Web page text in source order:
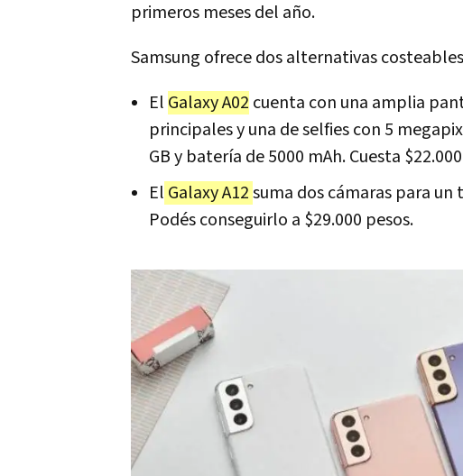
primeros meses del año.
Samsung ofrece dos alternativas
El Galaxy A02 cuenta con una amplia
principales y una de selfies con 5
GB y batería de 5000 mAh. Cuesta
El Galaxy A12suma dos cámaras para
Podés conseguirlo a $29.000 pesos.